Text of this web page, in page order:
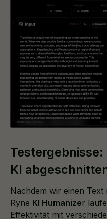
KI
Nachdem wir einen
Ryne KI Humanizer
Effektivität mit